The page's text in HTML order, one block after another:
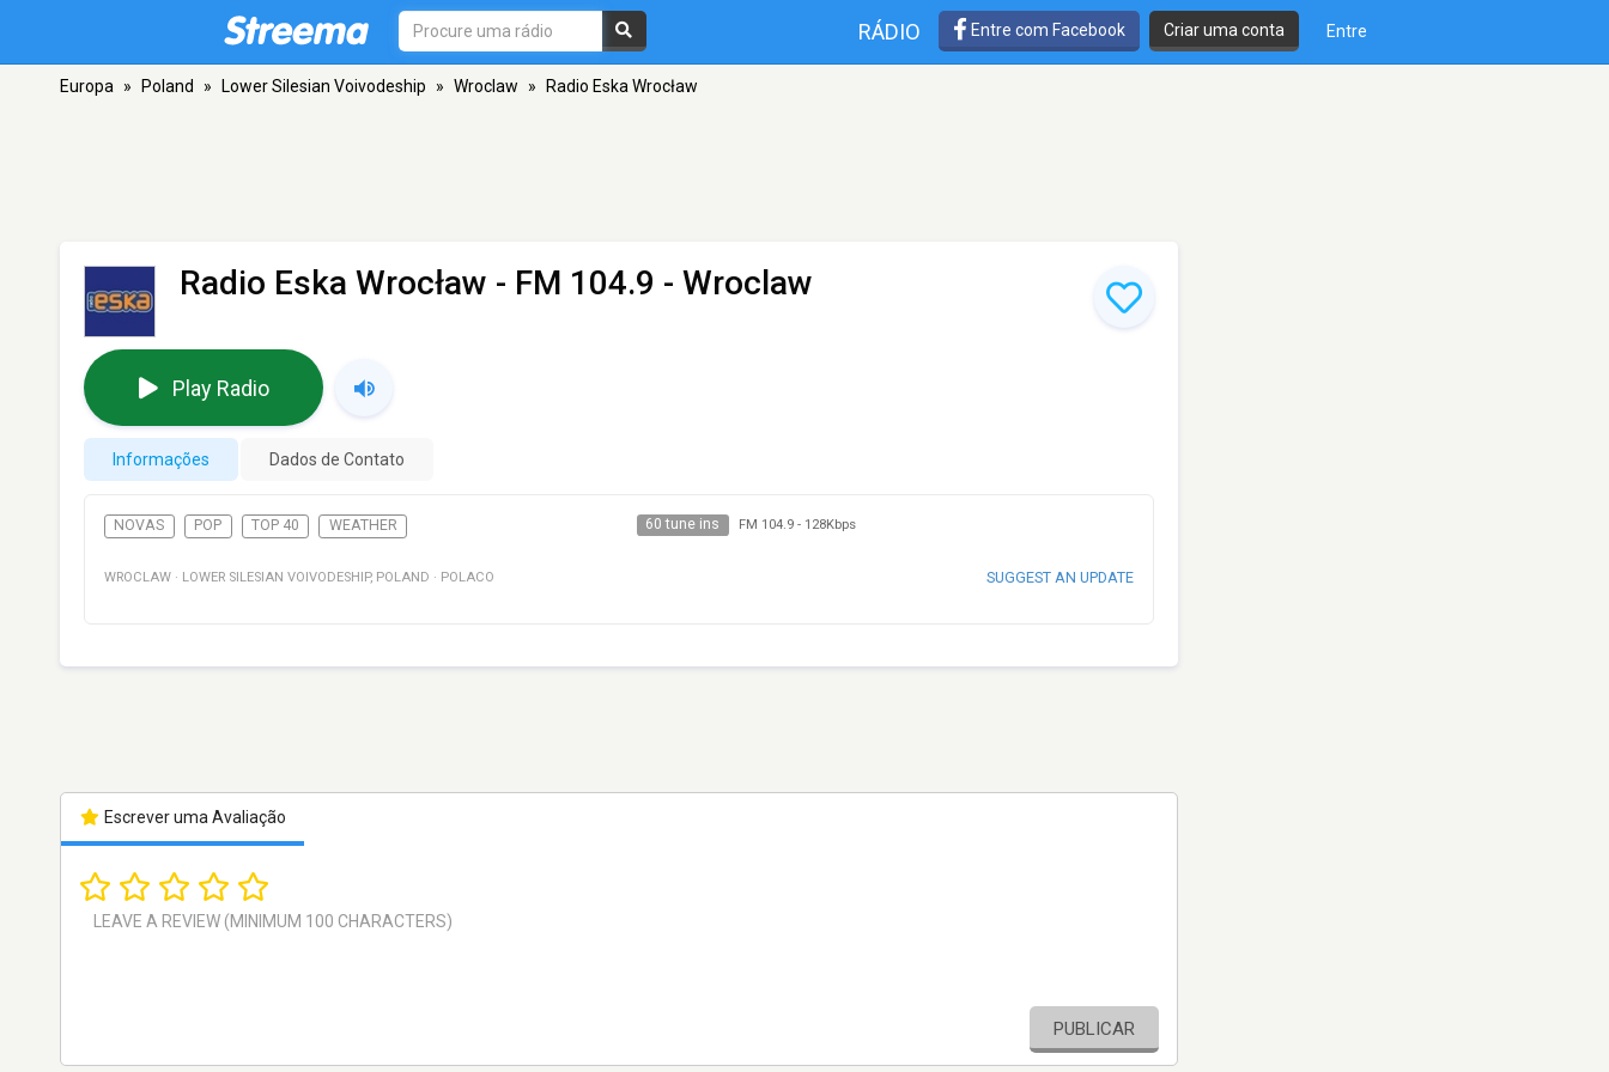
RÁDIO Entre com Facebook Criar uma conta Entre
Europa » Poland » Lower Silesian Voivodeship » Wroclaw » Radio Eska Wrocław
Radio Eska Wrocław - FM 104.9 - Wroclaw
Play Radio
Informações Dados de Contato
NOVAS POP TOP 40 WEATHER 60 tune ins FM 104.9- 128Kbps
WROCLAW · LOWER SILESIAN VOIVODESHIP, POLAND · POLACO SUGGEST AN UPDATE
Escrever uma Avaliação
PUBLICAR